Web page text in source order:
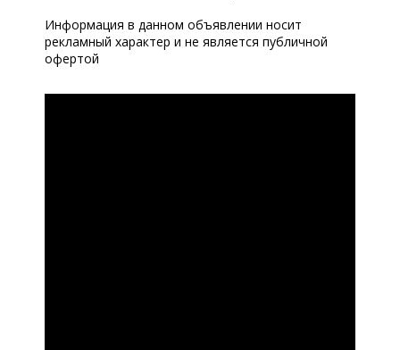
Информация в данном объявлении носит
рекламный характер и не является публичной
офертой